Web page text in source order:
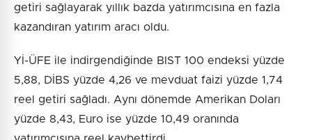
getiri sağlayarak yıllık bazda yatırımcısına en fazla
kazandıran yatırım aracı oldu.
Yİ-ÜFE ile indirgendiğinde BIST 100 endeksi yüzde
5,88, DİBS yüzde 4,26 ve mevduat faizi yüzde 1,74
reel getiri sağladı. Aynı dönemde Amerikan Doları
yüzde 8,43, Euro ise yüzde 10,49 oranında